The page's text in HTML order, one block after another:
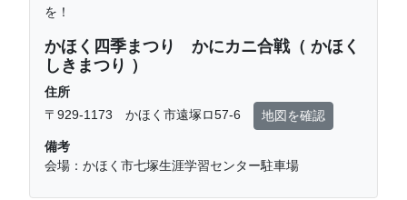
を！
かほく四季まつり かにカニ合戦（ かほく
しきまつり ）
住所
〒929-1173 かほく市遠塚ロ57-6
地図を確認
備考
会場：かほく市七塚生涯学習センター駐車場